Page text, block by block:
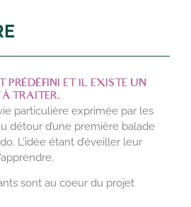
PRÉDÉFINI ET IL EXISTE UN
TRAITER.
particulière exprimée par les
détour d’une première balade
L’idée étant d’éveiller leur
sont au coeur du projet